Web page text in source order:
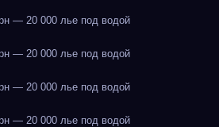
— 20 000 лье под водой
— 20 000 лье под водой
— 20 000 лье под водой
— 20 000 лье под водой